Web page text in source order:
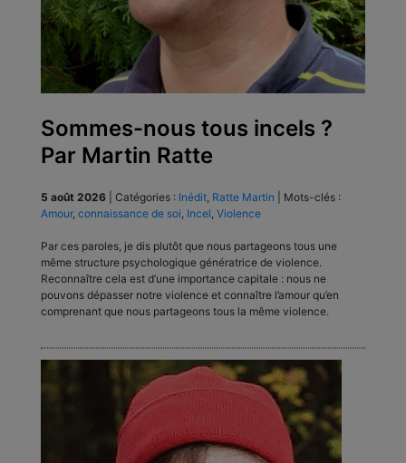
Sommes-nous tous incels ?
Par Martin Ratte
5 août 2026 Catégories : Inédit, Ratte Martin
Mots-clés :
Amour, connaissance de soi, Incel, Violence
Par ces paroles, je dis plutôt que nous partageons tous une
même structure psychologique génératrice de violence.
Reconnaître cela est d’une importance capitale : nous ne
pouvons dépasser notre violence et connaître l’amour qu’en
comprenant que nous partageons tous la même violence.